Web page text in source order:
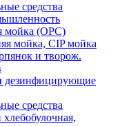
средства
мойка (ОРС)
мойка, CIP мойка
и творож.
дезинфицирующие
средства